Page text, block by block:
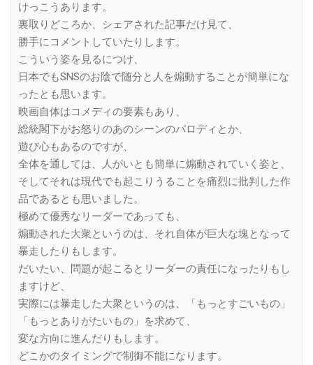
けっこうあります。
裏取りどころか、シェアされた記事だけ見て、
勝手にコメントしていたりします。
こういう姿を見るにつけ、
日本でもSNSのお陰で随分と人を煽動することが簡単にな
ったとも思います。
映画自体はコメディの要素もあり、
総統閣下がお怒りのあのシーンのパロディとか、
遊び心もあるのですが、
全体を通しては、人がいとも簡単に煽動されていく姿と、
そしてそれは現代でも起こりうることを痛烈に批判した作
品であるとも思いました。
極めて優秀なリーダーであっても、
煽動された大衆というのは、それ自体が巨大な塊となって
暴走したりもします。
だいたい、問題が起こるとリーダーの責任になったりもし
ますけど、
実際には暴走した大衆というのは、「もっとすごいもの」
「もっとありがたいもの」を求めて、
変な方向に進んだりもします。
どこかのタイミングで制御不能になります。